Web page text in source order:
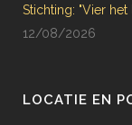
Stichting: "Vier het
12/08/2026
LOCATIE EN